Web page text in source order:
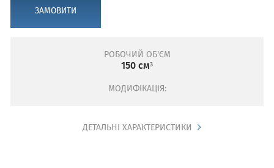
РОБОЧИЙ ОБ'ЄМ
150 см³
МОДИФІКАЦІЯ:
ДЕТАЛЬНІ ХАРАКТЕРИСТИКИ
ЗАМОВИТИ